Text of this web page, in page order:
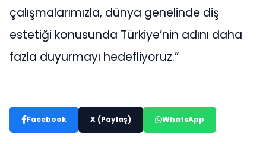
çalışmalarımızla, dünya genelinde diş
estetiği konusunda Türkiye’nin adını daha
fazla duyurmayı hedefliyoruz.”
Facebook X (Paylaş) WhatsApp